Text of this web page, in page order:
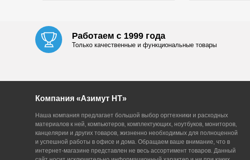
Работаем с 1999 года
Только качественные и функциональные товары
Компания «Азимут НТ»
Наша компания предлагает большой выбор оргтехники и расходных
материалов к ней, компьютеров, комплектующих, ноутбуков, мониторов,
канцелярии и других товаров, жизненно необходимых для полноценной
и успешной работы в офисе и дома. Обращаем ваше внимание, что в
интернет-магазине представлен не весь ассортимент товаров. Данный